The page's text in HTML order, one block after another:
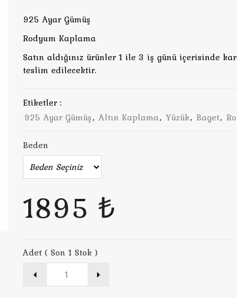
925 Ayar Gümüş
Rodyum Kaplama
Satın aldığınız ürünler 1 ile 3 iş günü içerisinde
teslim edilecektir.
Etiketler :
925 Ayar Gümüş, Altın Kaplama, Yüzük, Baget,
Beden
1895 ₺
Adet ( Son 1 Stok )